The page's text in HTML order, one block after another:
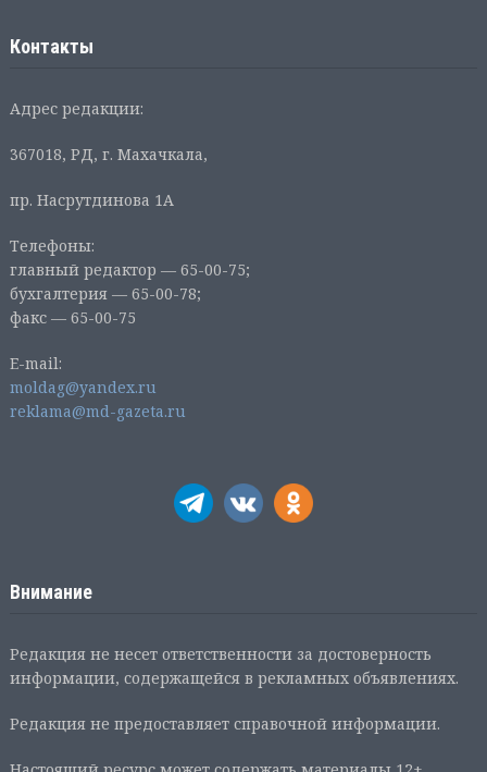
Контакты
Адрес редакции:
367018, РД, г. Махачкала,
пр. Насрутдинова 1А
Телефоны:
главный редактор — 65-00-75;
бухгалтерия — 65-00-78;
факс — 65-00-75
E-mail:
moldag@yandex.ru
reklama@md-gazeta.ru
Внимание
Редакция не несет ответственности за достоверность
информации, содержащейся в рекламных объявлениях.
Редакция не предоставляет справочной информации.